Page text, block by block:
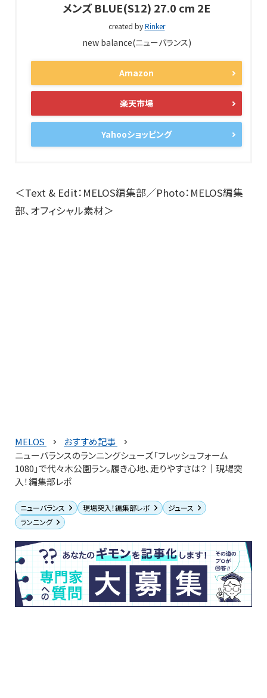
メンズ BLUE(S12) 27.0 cm 2E
created byRinker
new balance(ニューバランス)
Amazon
楽天市場
Yahooショッピング
＜Text & Edit：MELOS編集部／Photo：MELOS編集
部、オフィシャル素材＞
MELOS
おすすめ記事
ニューバランスのランニングシューズ「フレッシュフォーム
1080」で代々木公園ラン。履き心地、走りやすさは？｜現場突
入！編集部レポ
ニューバランス 現場突入！編集部レポ
ジュース
ランニング